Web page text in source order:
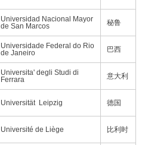
Universidad Nacional Mayor
de San Marcos
秘鲁
Universidade Federal do Rio
de Janeiro
巴西
Universita' degli Studi di
Ferrara
意大利
Universität Leipzig 德国
Université de Liège 比利时